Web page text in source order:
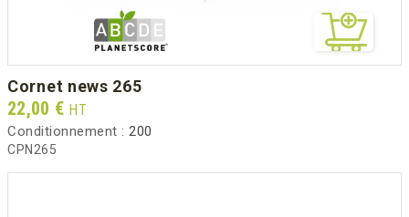
cornet news 265
Prix
22,00 € HT
Conditionnement : 200
CPN265